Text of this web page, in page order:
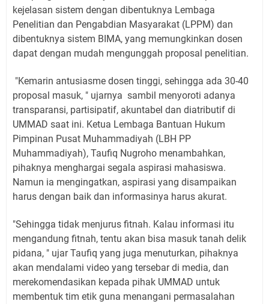
kejelasan sistem dengan dibentuknya Lembaga
Penelitian dan Pengabdian Masyarakat (LPPM) dan
dibentuknya sistem BIMA, yang memungkinkan dosen
dapat dengan mudah mengunggah proposal penelitian.
"Kemarin antusiasme dosen tinggi, sehingga ada 30-40
proposal masuk, " ujarnya sambil menyoroti adanya
transparansi, partisipatif, akuntabel dan diatributif di
UMMAD saat ini. Ketua Lembaga Bantuan Hukum
Pimpinan Pusat Muhammadiyah (LBH PP
Muhammadiyah), Taufiq Nugroho menambahkan,
pihaknya menghargai segala aspirasi mahasiswa.
Namun ia mengingatkan, aspirasi yang disampaikan
harus dengan baik dan informasinya harus akurat.
"Sehingga tidak menjurus fitnah. Kalau informasi itu
mengandung fitnah, tentu akan bisa masuk tanah delik
pidana, " ujar Taufiq yang juga menuturkan, pihaknya
akan mendalami video yang tersebar di media, dan
merekomendasikan kepada pihak UMMAD untuk
membentuk tim etik guna menangani permasalahan